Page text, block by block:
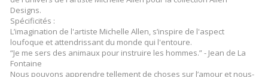
Designs.
Spécificités :
L’imagination de l'artiste Michelle Allen, s’inspire de l'aspect
loufoque et attendrissant du monde qui l'entoure.
“Je me sers des animaux pour instruire les hommes.” - Jean de La
Fontaine
Nous pouvons apprendre tellement de choses sur l’amour et nous-